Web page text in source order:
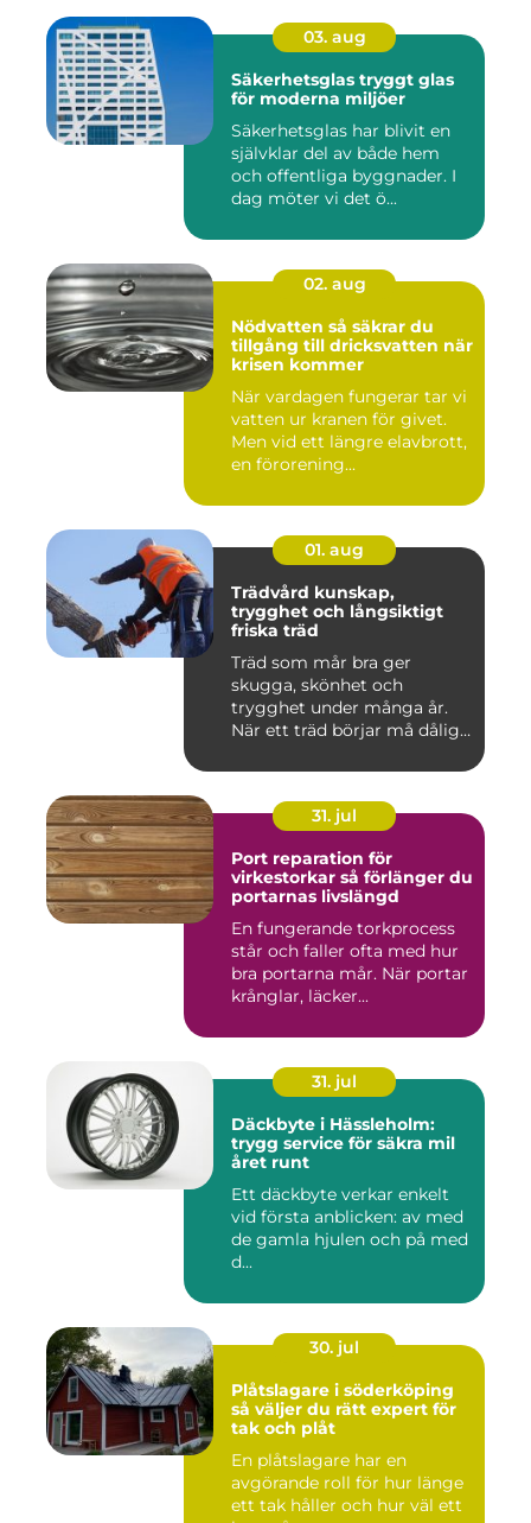
03. aug
Säkerhetsglas tryggt glas
för moderna miljöer
Säkerhetsglas har blivit en
självklar del av både hem
och offentliga byggnader. I
dag möter vi det ö...
02. aug
Nödvatten så säkrar du
tillgång till dricksvatten när
krisen kommer
När vardagen fungerar tar vi
vatten ur kranen för givet.
Men vid ett längre elavbrott,
en förorening...
01. aug
Trädvård kunskap,
trygghet och långsiktigt
friska träd
Träd som mår bra ger
skugga, skönhet och
trygghet under många år.
När ett träd börjar må dåligt
31. jul
Port reparation för
virkestorkar så förlänger du
portarnas livslängd
En fungerande torkprocess
står och faller ofta med hur
bra portarna mår. När portar
krånglar, läcker...
31. jul
Däckbyte i Hässleholm:
trygg service för säkra mil
året runt
Ett däckbyte verkar enkelt
vid första anblicken: av med
de gamla hjulen och på med
d...
30. jul
Plåtslagare i söderköping
så väljer du rätt expert för
tak och plåt
En plåtslagare har en
avgörande roll för hur länge
ett tak håller och hur väl ett